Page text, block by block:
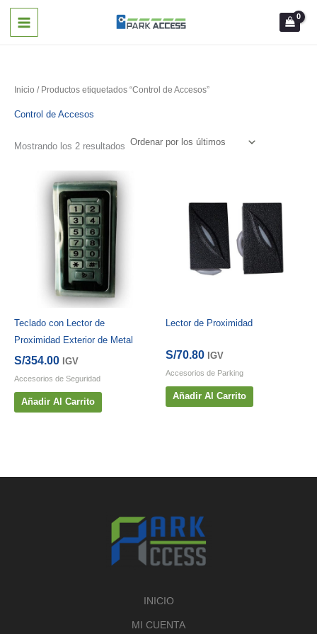
Inicio / Productos etiquetados “Control de Accesos”
Control de Accesos
Mostrando los 2 resultados Ordenado
Teclado con Lector de
Proximidad Exterior de Metal
S/354.00 IGV
Accesorios de Seguridad
Añadir Al Carrito
Lector de Proximidad
S/70.80 IGV
Accesorios de Parking
Añadir Al Carrito
INICIO
MI CUENTA